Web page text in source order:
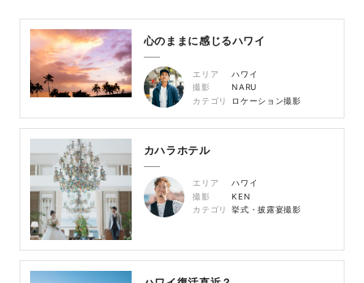
心のままに感じるハワイ
エリア
ハワイ
撮影
NARU
カテゴリ
ロケーション撮影
カハラホテル
エリア
ハワイ
撮影
KEN
カテゴリ
挙式・披露宴撮影